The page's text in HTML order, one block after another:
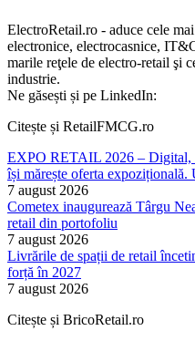
ElectroRetail.ro - aduce cele
electronice, electrocasnice,
marile reţele de electro-retail şi
industrie.
Ne găsești și pe LinkedIn:
Citește și RetailFMCG.ro
EXPO RETAIL 2026 – Digital,
își mărește oferta
7 august 2026
Cometex inaugurează Târgu
retail din portofoliu
7 august 2026
Livrările de spații de retail
forță în 2027
7 august 2026
Citește și BricoRetail.ro